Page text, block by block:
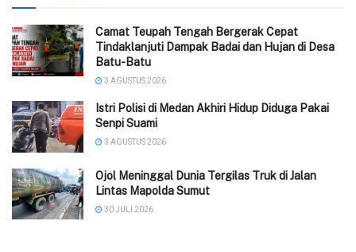
Camat Teupah Tengah Bergerak Cepat
Tindaklanjuti Dampak Badai dan Hujan di Desa
Batu-Batu
3 AGUSTUS 2026
‎Istri Polisi di Medan Akhiri Hidup Diduga Pakai
Senpi Suami
3 AGUSTUS 2026
Ojol Meninggal Dunia Tergilas Truk di Jalan
Lintas Mapolda Sumut
30 JULI 2026